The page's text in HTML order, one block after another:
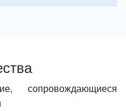
сопровождающиеся